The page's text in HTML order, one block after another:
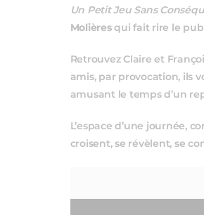
Un Petit Jeu Sans
Molièresqui fait rire le
Retrouvez Claire et
amis, par provocation, ils
amusant le temps d’un
L’espace d’une journée,
croisent, se révèlent, se